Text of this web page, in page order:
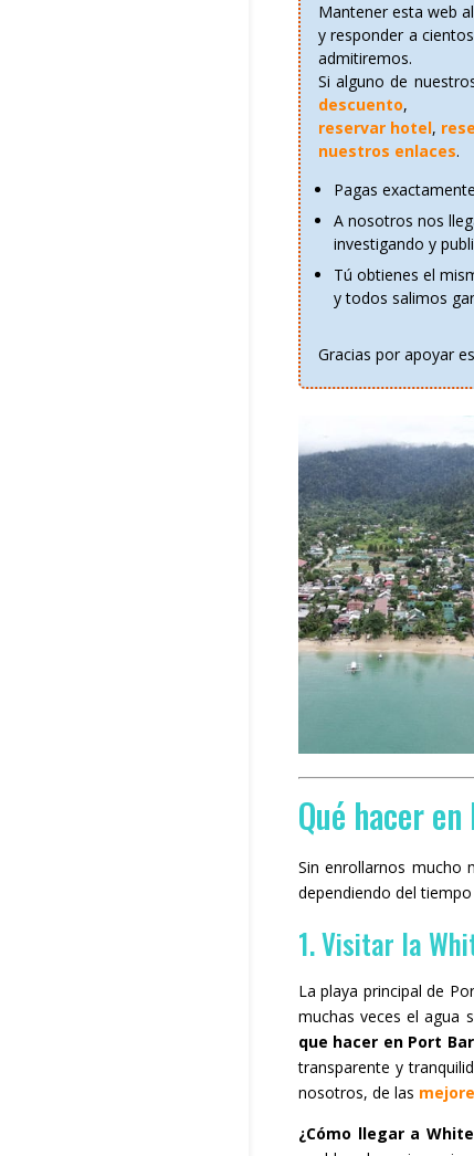
Mantener esta web
y responder a
admitiremos.
Si alguno de
descuento,
reservar hotel,
nuestros enlaces.
Pagas
A nosotros nos
investigando y
Tú obtienes el
y todos salimos
Gracias por apoyar
Qué hacer
Sin enrollarnos
dependiendo del
1. Visitar la
La playa principal de
muchas veces el agua
que hacer en Port
transparente y
nosotros, de las
¿Cómo llegar a